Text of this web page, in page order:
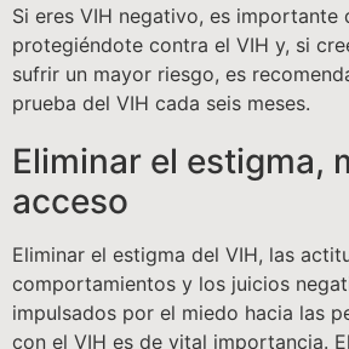
Si eres VIH negativo, es importante
protegiéndote contra el VIH y, si
sufrir un mayor riesgo, es
prueba del VIH cada seis meses.
Eliminar el estigma,
acceso
Eliminar el estigma del VIH, las
comportamientos y los juicios
impulsados por el miedo hacia las
con el VIH es de vital importancia.